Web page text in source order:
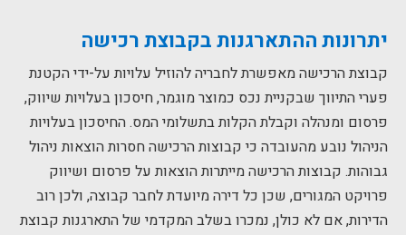
יתרונות ההתארגנות בקבוצת רכישה
קבוצת הרכישה מאפשרת לחבריה להוזיל עלויות על-ידי הקטנת
פערי התיווך שבקניית נכס כמוצר מוגמר, חיסכון בעלויות שיווק,
פרסום ומנהלה וקבלת הקלות בתשלומי המס. החיסכון בעלויות
הניהול נובע מהעובדה כי קבוצות הרכישה חסרות הוצאות ניהול
גבוהות. קבוצות הרכישה מייתרות הוצאות על פרסום ושיווק
פרויקט המגורים, שכן כל דירה מיועדת לחבר קבוצה, ולכן רוב
הדירות, אם לא כולן, נמכרו בשלב המקדמי של התארגנות קבוצת